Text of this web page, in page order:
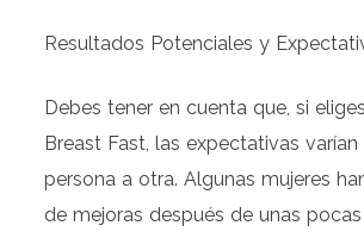
Resultados Potenciales y
Debes tener en cuenta que, si
Breast Fast, las expectativas varían
persona a otra. Algunas mujeres
de mejoras después de unas